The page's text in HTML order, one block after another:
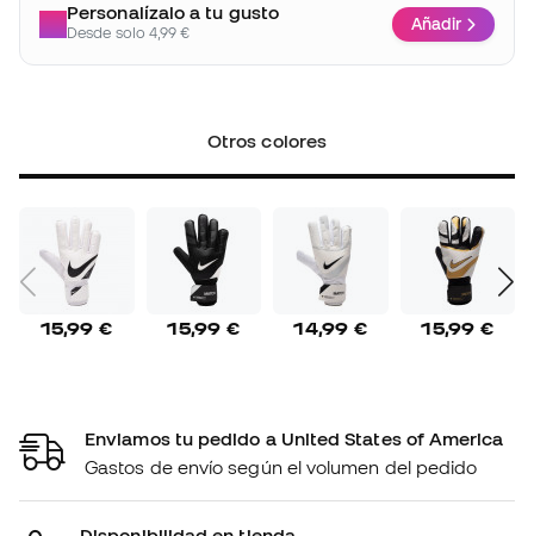
Personalízalo a tu gusto
Desde solo 4,99 € Añadir
Otros colores
15,99 € 15,99 € 14,99 € 15,99 €
Enviamos tu pedido a United States of America
Gastos de envío según el volumen del pedido